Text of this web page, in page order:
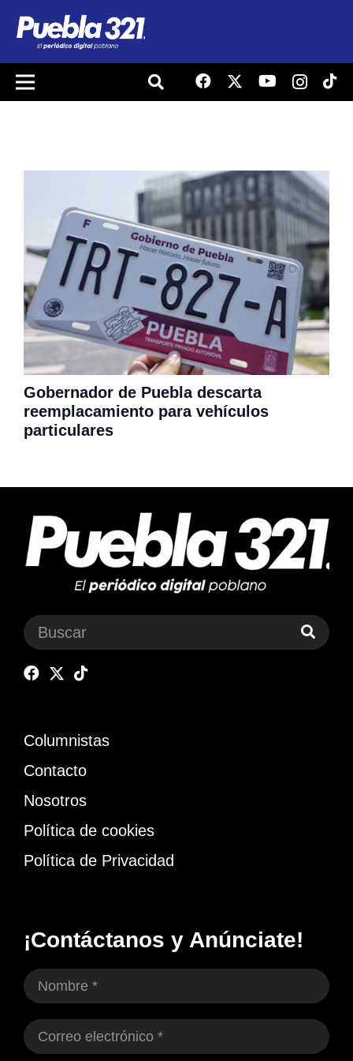
Gobernador de Puebla descarta
reemplacamiento para vehículos
particulares
Columnistas
Contacto
Nosotros
Política de cookies
Política de Privacidad
¡Contáctanos y Anúnciate!